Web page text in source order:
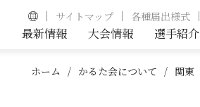
サイトマップ 各種届出様式
最新情報 大会情報 選手紹介
ホーム かるた会について 関東